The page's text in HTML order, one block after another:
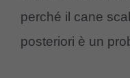
perché il cane
posteriori è un